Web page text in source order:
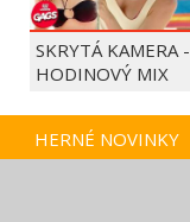
SKRYTÁ KAMERA -
HODINOVÝ MIX
HERNÉ NOVINKY